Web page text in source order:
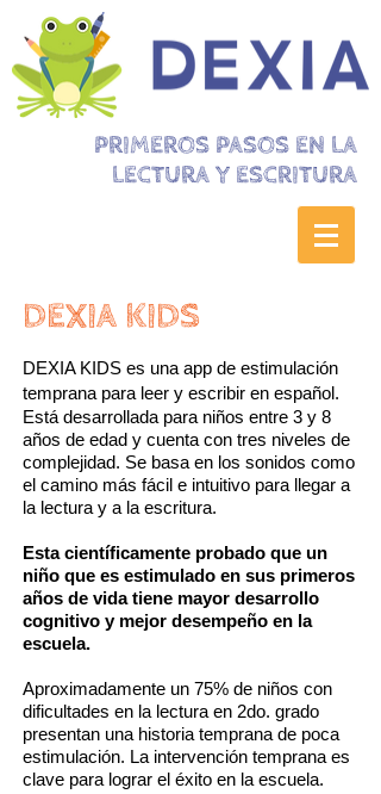
PRIMEROS PASOS EN LA
LECTURA Y ESCRITURA
DEXIA KIDS
DEXIA KIDS es una app de estimulación
temprana para leer y escribir en español.
Está desarrollada para niños entre 3 y 8
años de edad y cuenta con tres niveles de
complejidad. Se basa en los sonidos como
el camino más fácil e intuitivo para llegar a
la lectura y a la escritura.
Esta científicamente probado que un
niño que es estimulado en sus primeros
años de vida tiene mayor desarrollo
cognitivo y mejor desempeño en la
escuela.
Aproximadamente un 75% de niños con
dificultades en la lectura en 2do. grado
presentan una historia temprana de poca
estimulación. La intervención temprana es
clave para lograr el éxito en la escuela.